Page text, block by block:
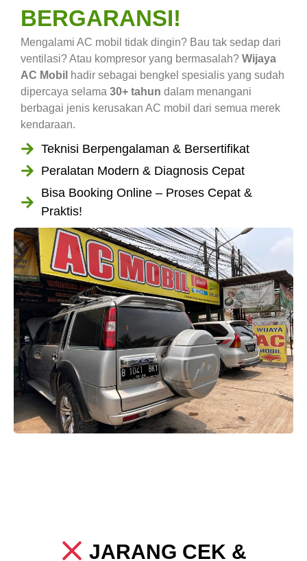
BERGARANSI!
Mengalami AC mobil tidak dingin? Bau tak sedap dari
ventilasi? Atau kompresor yang bermasalah? Wijaya
AC Mobil hadir sebagai bengkel spesialis yang sudah
dipercaya selama 30+ tahun dalam menangani
berbagai jenis kerusakan AC mobil dari semua merek
kendaraan.
Teknisi Berpengalaman & Bersertifikat
Peralatan Modern & Diagnosis Cepat
Bisa Booking Online – Proses Cepat &
Praktis!
JARANG CEK &